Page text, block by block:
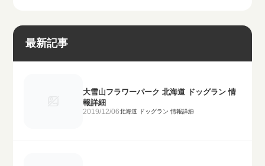
最新記事
大雪山フラワーパーク 北海道 ドッグラン 情
報詳細
2019/12/06北海道 ドッグラン 情報詳細